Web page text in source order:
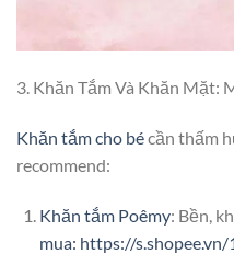
3. Khăn Tắm Và Khăn Mặt:
Khăn tắm cho bécần thấm
recommend:
Khăn tắm Poêmy: Bền,
mua: https://